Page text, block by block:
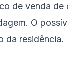
de venda de
O
da residência.